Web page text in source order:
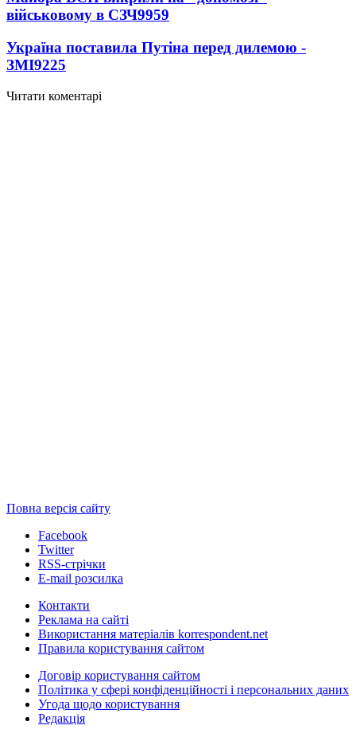
військовому в СЗЧ9959
Україна поставила Путіна перед дилемою -
ЗМІ9225
Читати коментарі
Повна версія сайту
Facebook
Twitter
RSS-стрічки
E-mail розсилка
Контакти
Реклама на сайті
Використання матеріалів korrespondent.net
Правила користування сайтом
Договір користування сайтом
Політика у сфері конфіденційності і персональних даних
Угода щодо користування
Редакція